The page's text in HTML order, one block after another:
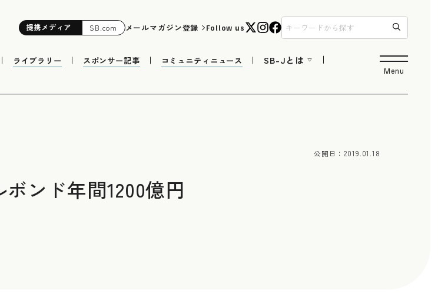
提携メディア SB.com メールマガジン登録 Follow us
ライブラリー スポンサー記事 コミュニティニュース SB-Jとは
Menu
公開日：2019.01.18
ンド年間1200億円